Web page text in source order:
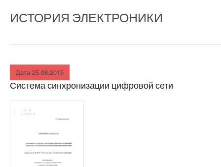
ОТДЕЛКА
СИСТЕМЫ
ФУНДАМЕНТЫ
ЛАКОКРАСОЧНЫЕ И
СТЕКЛЯННЫЕ
ИСТОРИЯ ЭЛЕКТРОНИКИ
Дата 25.08.2015
Система синхронизации цифровой сети